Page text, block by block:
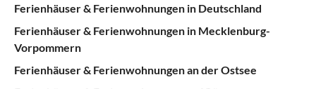
Ferienhäuser & Ferienwohnungen in Deutschland
Ferienhäuser & Ferienwohnungen in Mecklenburg-
Vorpommern
Ferienhäuser & Ferienwohnungen an der Ostsee